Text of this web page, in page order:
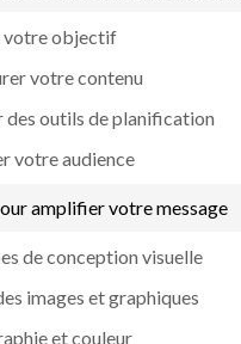
votre objectif
votre contenu
des outils de planification
votre audience
amplifier votre message
de conception visuelle
images et graphiques
et couleur